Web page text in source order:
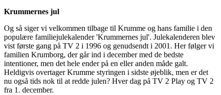
Krummernes jul
Og så siger vi velkommen tilbage til Krumme og hans familie i den
populære familiejulekalender 'Krummernes jul'. Julekalenderen blev
vist første gang på TV 2 i 1996 og genudsendt i 2001. Her følger vi
familien Krumborg, der går ind i december med de bedste
intentioner, men det hele ender på en eller anden måde galt.
Heldigvis overtager Krumme styringen i sidste øjeblik, men er det
nu også tids nok til at redde julen? Hver dag på TV 2 Play og TV 2
fra 1. december.